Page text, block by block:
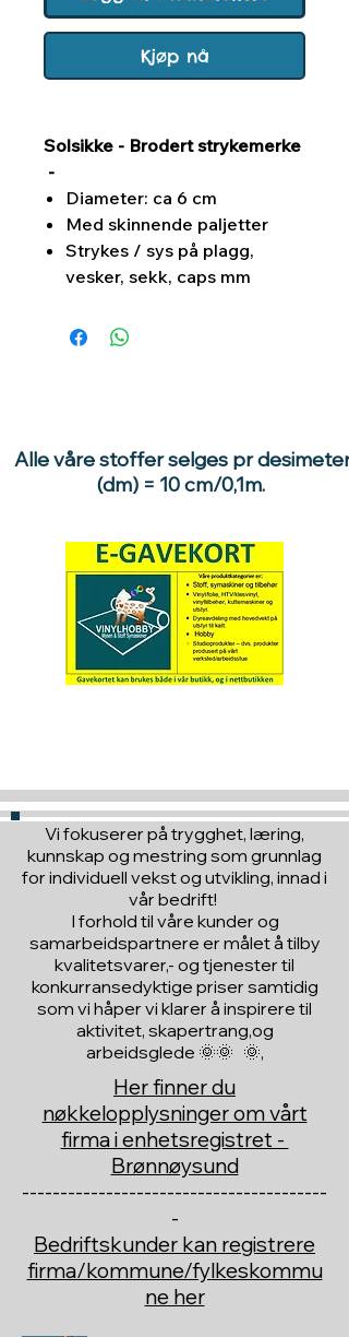
Kjøp nå
Solsikke - Brodert strykemerke
-
Diameter: ca 6 cm
Med skinnende paljetter
Strykes / sys på plagg,
vesker, sekk, caps mm
Alle våre stoffer selges pr desimeter
(dm) = 10 cm/0,1m.
Vi fokuserer på trygghet, læring,
kunnskap og mestring som grunnlag
for individuell vekst og utvikling, innad i
vår bedrift!
I forhold til våre kunder og
samarbeidspartnere er målet å tilby
kvalitetsvarer,- og tjenester til
konkurransedyktige priser samtidig
som vi håper vi klarer å inspirere til
aktivitet, skapertrang,og
arbeidsglede 🌞🌞 🌞,
Her finner du
nøkkelopplysninger om vårt
firma i enhetsregistret -
Brønnøysund
----------------------------------------
-
Bedriftskunder kan registrere
firma/kommune/fylkeskommu
ne her